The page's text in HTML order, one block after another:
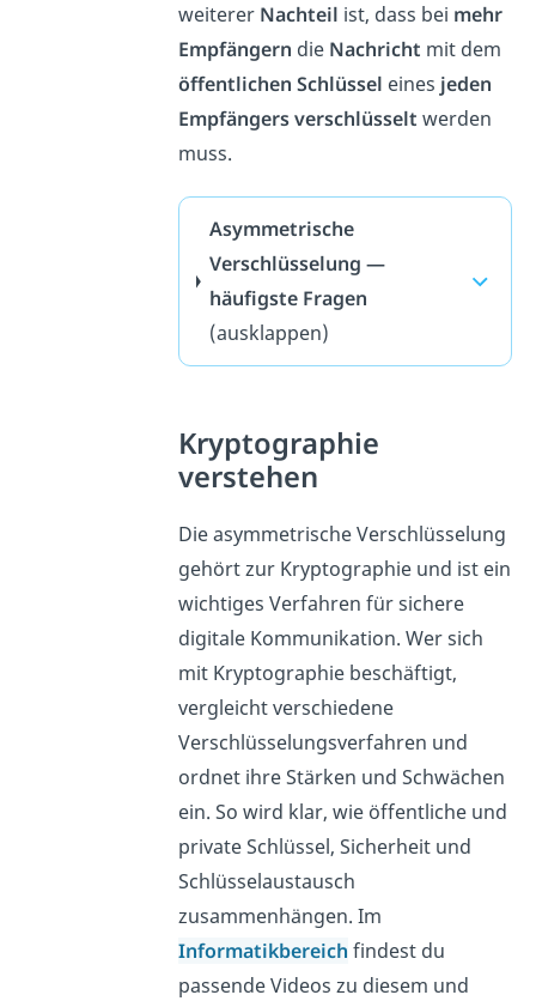
weiterer Nachteil ist, dass bei mehr
Empfängern die Nachricht mit dem
öffentlichen Schlüssel eines jeden
Empfängers verschlüsselt werden
muss.
Asymmetrische
Verschlüsselung —
häufigste Fragen
(ausklappen)
Kryptographie
verstehen
Die asymmetrische Verschlüsselung
gehört zur Kryptographie und ist ein
wichtiges Verfahren für sichere
digitale Kommunikation. Wer sich
mit Kryptographie beschäftigt,
vergleicht verschiedene
Verschlüsselungsverfahren und
ordnet ihre Stärken und Schwächen
ein. So wird klar, wie öffentliche und
private Schlüssel, Sicherheit und
Schlüsselaustausch
zusammenhängen. Im
Informatikbereich findest du
passende Videos zu diesem und